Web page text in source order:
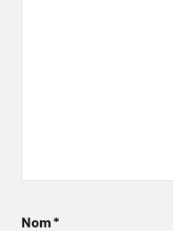
Nom*